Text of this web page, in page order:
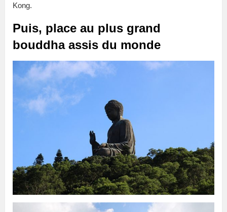
Kong.
Puis, place au plus grand
bouddha assis du monde